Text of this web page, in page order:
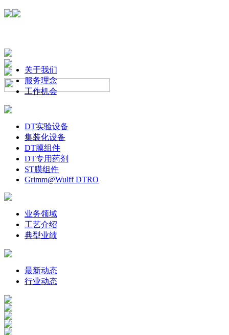
关于我们
服务理念
工作机会
DT实验设备
集装化设备
DT膜组件
DT专用药剂
ST膜组件
Grimm@Wulff DTRO
业务领域
工艺介绍
典型业绩
最新动态
行业动态